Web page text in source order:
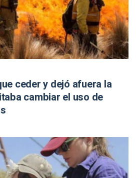
ceder y dejó afuera la
cambiar el uso de